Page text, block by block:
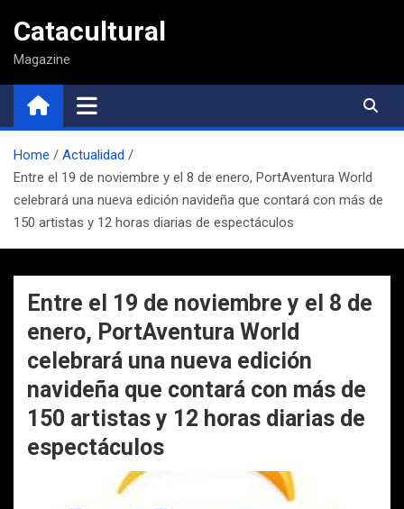
contenido
Catacultural
Magazine
Home
Actualidad
Entre el 19 de noviembre y el 8 de enero, PortAventura World
celebrará una nueva edición navideña que contará con más de
150 artistas y 12 horas diarias de espectáculos
Entre el 19 de noviembre y el 8 de
enero, PortAventura World
celebrará una nueva edición
navideña que contará con más de
150 artistas y 12 horas diarias de
espectáculos